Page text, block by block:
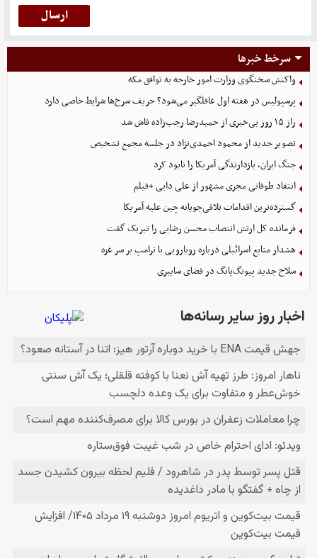
سرخط خبرها
واکنش سخنگوی وزارت امور خارجه به توافق مکه
پرسپولیس در هفته اول غافلگیر می‌شود؟ حریف سرخ‌ها شرایط خاصی دارد
راز ۱۵ روز بی‌خبری از حمیدرضا رجب‌زاده فاش شد
تصویر جدید از محمود احمدی‌نژاد در جلسه مجمع تشخیص
جنگ ایران، بازدارندگی آمریکا را نابود کرد
انتقاد طوفانی مجری مشهور از علی دایی +فیلم
گسترده‌ترین اقدامات تلافی‌جویانه چین علیه آمریکا
فرمانده کل ارتش انتصاب محسن رضایی را تبریک گفت
هشدار منابع اسرائیلی درباره رویارویی با ترامپ بر سر غزه
سلاح جدید پیونگ‌یانگ در فضای سایبری